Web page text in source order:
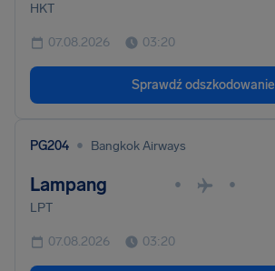
HKT
07.08.2026 03:20
Sprawdź odszkodowanie
PG204 • Bangkok Airways
Lampang • •
LPT
07.08.2026 03:20